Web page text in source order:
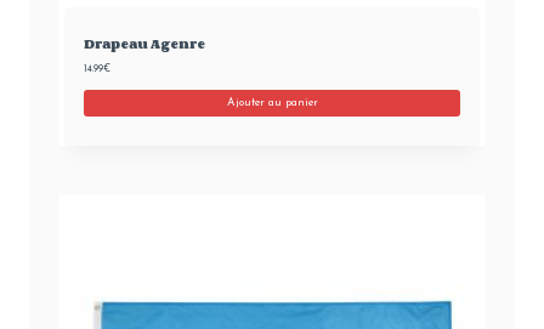
Drapeau Agenre
14.99€
Ajouter au panier